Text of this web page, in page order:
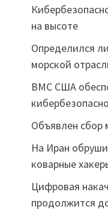
на высоте
Определился
морской
ВМС США
Объявлен сбор
На Иран
коварные
Цифровая
продолжится